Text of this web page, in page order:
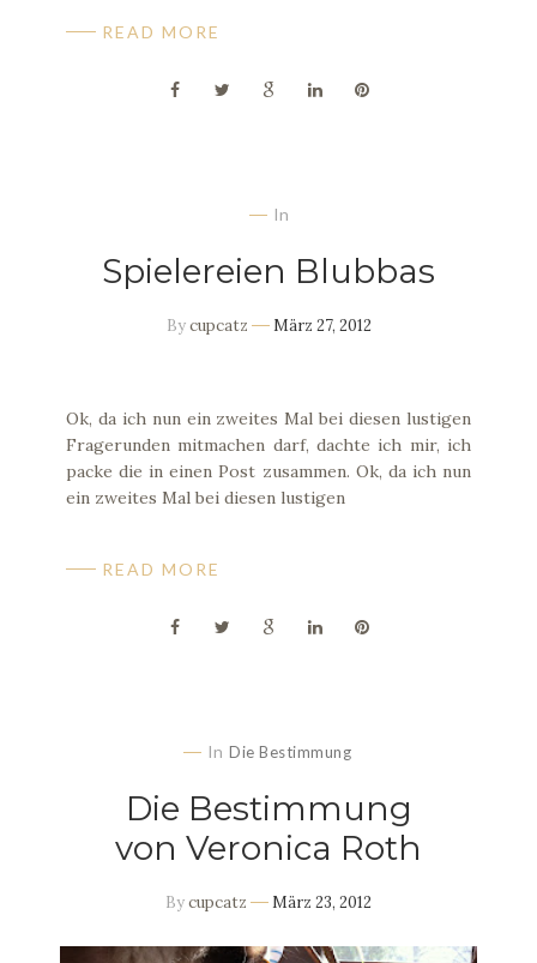
READ MORE
In
Spielereien Blubbas
Bycupcatz März 27, 2012
Ok, da ich nun ein zweites Mal bei diesen lustigen
Fragerunden mitmachen darf, dachte ich mir, ich
packe die in einen Post zusammen. Ok, da ich nun
ein zweites Mal bei diesen lustigen
READ MORE
In Die Bestimmung
Die Bestimmung
von Veronica Roth
Bycupcatz März 23, 2012